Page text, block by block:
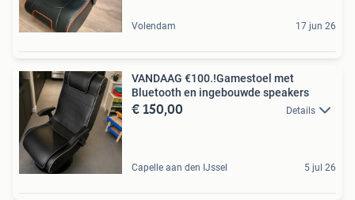
Volendam 17 jun 26
VANDAAG €100.!Gamestoel met
Bluetooth en ingebouwde speakers
€ 150,00 Details
Capelle aan den IJssel 5 jul 26